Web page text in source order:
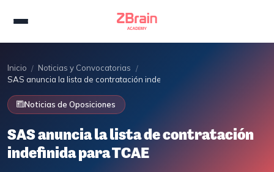
Inicio / Noticias y Convocatorias /
SAS anuncia la lista de contratación indefinida para TCAE
Noticias de Oposiciones
SAS anuncia la lista de contratación
indefinida para TCAE